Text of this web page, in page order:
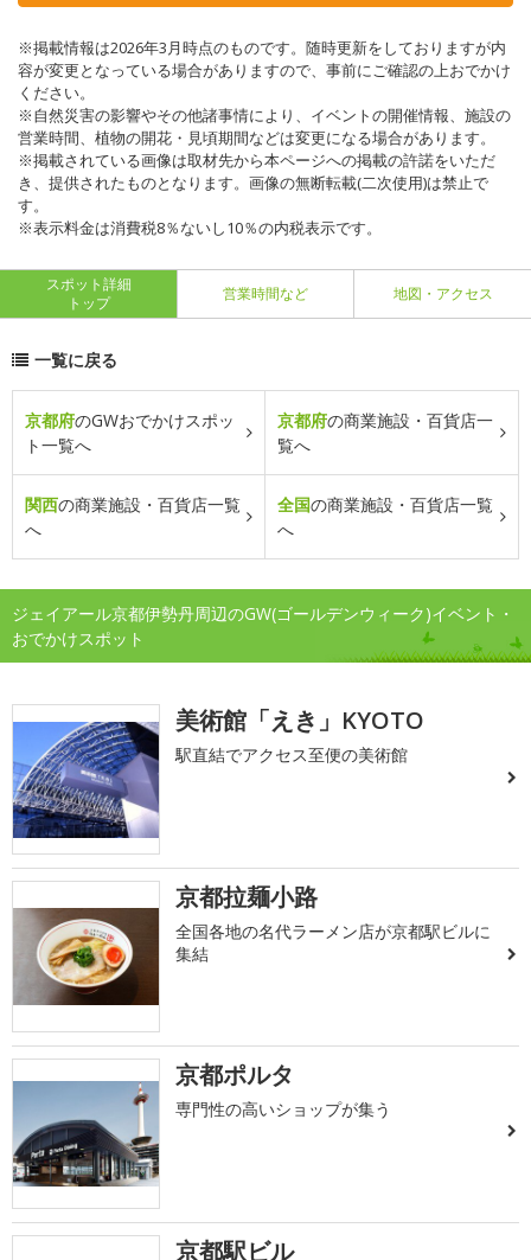
※掲載情報は2026年3月時点のものです。随時更新をしておりますが内
容が変更となっている場合がありますので、事前にご確認の上おでかけ
ください。
※自然災害の影響やその他諸事情により、イベントの開催情報、施設の
営業時間、植物の開花・見頃期間などは変更になる場合があります。
※掲載されている画像は取材先から本ページへの掲載の許諾をいただ
き、提供されたものとなります。画像の無断転載(二次使用)は禁止で
す。
※表示料金は消費税8％ないし10％の内税表示です。
スポット詳細
トップ
営業時間など 地図・アクセス
一覧に戻る
京都府のGWおでかけスポッ
ト一覧へ
京都府の商業施設・百貨店一
覧へ
関西の商業施設・百貨店一覧
へ
全国の商業施設・百貨店一覧
へ
ジェイアール京都伊勢丹周辺のGW(ゴールデンウィーク)イベント・
おでかけスポット
美術館「えき」KYOTO
駅直結でアクセス至便の美術館
京都拉麺小路
全国各地の名代ラーメン店が京都駅ビルに
集結
京都ポルタ
専門性の高いショップが集う
京都駅ビル